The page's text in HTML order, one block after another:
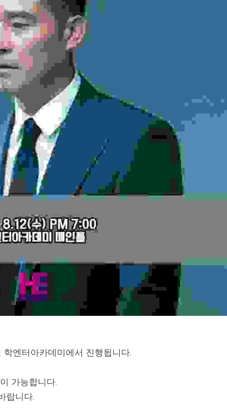
엔터아카데미에서 진행됩니다.
가능합니다.
랍니다.